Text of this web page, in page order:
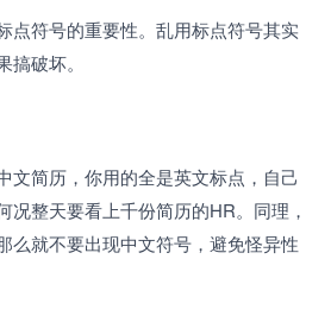
点符号的重要性。乱用标点符号其实
破坏。
文简历，你用的全是英文标点，自己
况整天要看上千份简历的HR。同理，
么就不要出现中文符号，避免怪异性